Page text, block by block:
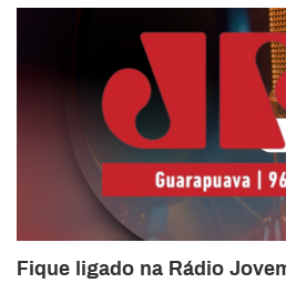
Fique ligado na Rádio